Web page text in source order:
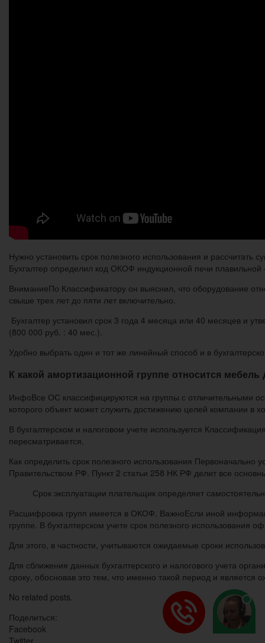
Нужно установить срок полезного использования и
Бухгалтер определил код ОКОФ индукционной печи
ВниманиеПо Классификатору он выяснил, что оборудование
свыше трех лет до пяти лет включительно.
Бухгалтер установил срок 3 года 4 месяца или 40 месяцев и
(800 000 руб. : 40 мес.).
Удобно выбрать один и тот же линейный способ и в
К какой амортизационной группе относится
ИнфоВсе ОС классифицируются на группы с отличительными
которого объект может служить достижению целей компании в
В бухгалтерском и налоговом учете используется
пересматривается.
Как определить срок полезного использования Первоначально
Правительством РФ. Пункт 2 статьи 258 НК РФ делит все
Срок эксплуатации плательщик определяет
Расшифровка групп имеется в ОКОФ. ВажноЕсли иной
группе. В бухгалтерском учете срок полезного
Для этого, в частности, учитываются ожидаемые сроки
Для сближения данных бухгалтерского и налогового учета
сроку, обосновав это тем, что именно такой период и
No related posts.
Поделиться:
Facebook
Twitter